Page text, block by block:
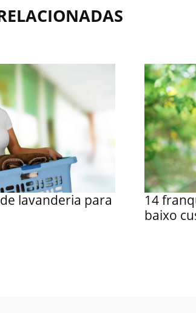
lavanderia para
14
baixo